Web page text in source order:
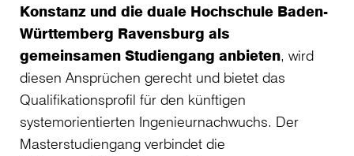
Konstanz und die duale Hochschule Baden-
Württemberg Ravensburg als
gemeinsamen Studiengang anbieten, wird
diesen Ansprüchen gerecht und bietet das
Qualifikationsprofil für den künftigen
systemorientierten Ingenieurnachwuchs. Der
Masterstudiengang verbindet die